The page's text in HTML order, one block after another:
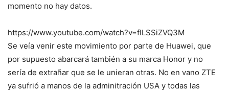
momento no hay datos.
https://www.youtube.com/watch?v=fILSSiZVQ3M
Se veía venir este movimiento por parte de Huawei, que
por supuesto abarcará también a su marca Honor y no
sería de extrañar que se le unieran otras. No en vano ZTE
ya sufrió a manos de la adminitración USA y todas las